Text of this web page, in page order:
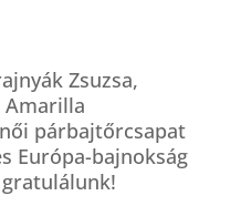
Zsuzsa,
Amarilla
párbajtőrcsapat
Európa-bajnokság